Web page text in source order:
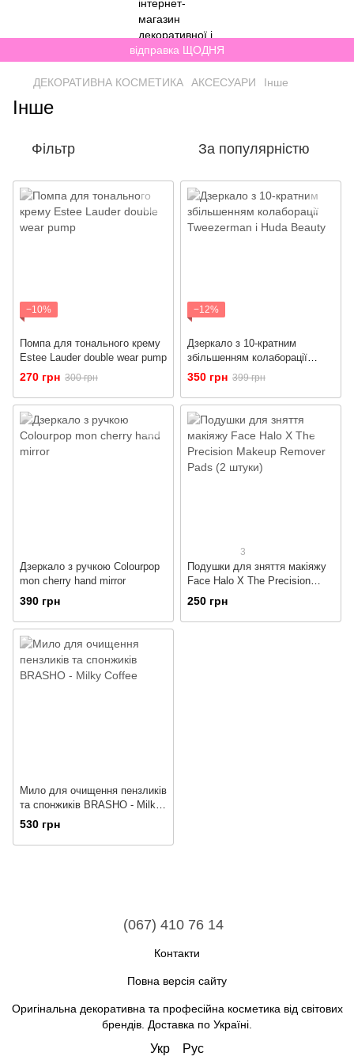
відправка ЩОДНЯ
ДЕКОРАТИВНА КОСМЕТИКА АКСЕСУАРИ Інше
Інше
Фільтр За популярністю
−10%
Помпа для тонального крему
Estee Lauder double wear pump
270 грн 300 грн
−12%
Дзеркало з 10-кратним
збільшенням колаборації
Tweezerman і Huda Beauty
350 грн 399 грн
Дзеркало з ручкою Colourpop
mon cherry hand mirror
390 грн
3
Подушки для зняття макіяжу
Face Halo X The Precision
Makeup Remover Pads (2
штуки)
250 грн
Мило для очищення пензликів
та спонжиків BRASHO - Milky
Coffee
530 грн
(067) 410 76 14
Контакти
Повна версія сайту
Оригінальна декоративна та професійна косметика від світових
брендів. Доставка по Україні.
Укр Рус